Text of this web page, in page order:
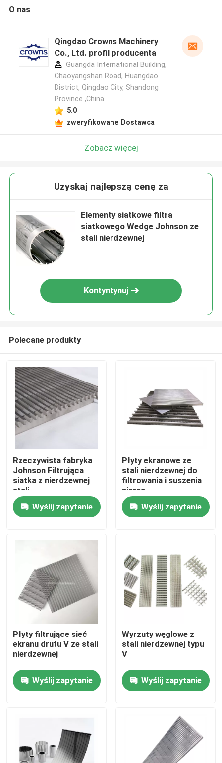
Dom
Produkty
O nas
Wycieczka po fabryce
Kontrola jakości
Przemysłowy filtr Hepa
O nas
Qingdao Crowns Machinery
Co., Ltd. profil producenta
Guangda International Building,
Chaoyangshan Road, Huangdao
District, Qingdao City, Shandong
Province ,China
5.0
zweryfikowane Dostawca
Zobacz więcej
Uzyskaj najlepszą cenę za
Elementy siatkowe filtra
siatkowego Wedge Johnson ze
stali nierdzewnej
Kontyntynuj
Polecane produkty
Rzeczywista fabryka
Johnson Filtrująca
siatka z nierdzewnej
stali
Wyślij zapytanie
Płyty ekranowe ze
stali nierdzewnej do
filtrowania i suszenia
ziarna
Wyślij zapytanie
Płyty filtrujące sieć
ekranu drutu V ze stali
nierdzewnej
Wyślij zapytanie
Wyrzuty węglowe z
stali nierdzewnej typu
V
Wyślij zapytanie